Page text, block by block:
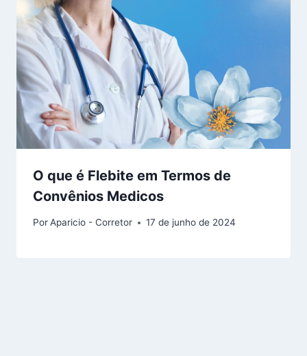
O que é Flebite em Termos de
Convênios Medicos
PorAparicio - Corretor 17 de junho de 2024